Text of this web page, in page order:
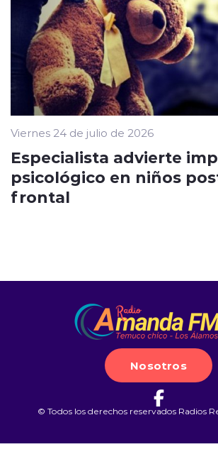
Viernes 24 de julio de 2026
Especialista advierte
psicológico en niños
frontal
Nosotros
© Todos los derechos reservados Radios